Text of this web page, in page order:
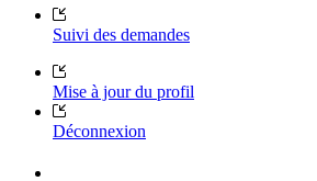
Suivi des demandes
Mise à jour du profil
Déconnexion